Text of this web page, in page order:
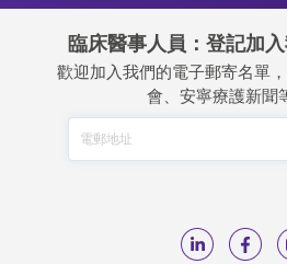
臨床醫事人員：登記加
歡迎加入我們的電子郵寄名單
會、安寧療護新聞